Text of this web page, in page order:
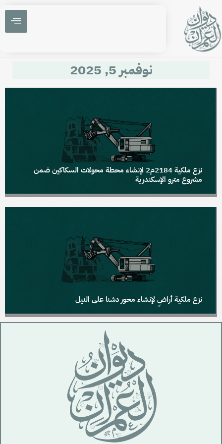
نوفمبر 5, 2025
نزع ملكية 2184م2 لإنشاء محطة محولات السكاكين ضمن
مشروع مترو الإسكندرية
نزع ملكية أراضٍ لإنشاء محور دشنا على النيل